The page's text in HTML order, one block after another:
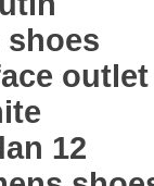
shoes
outlet
12